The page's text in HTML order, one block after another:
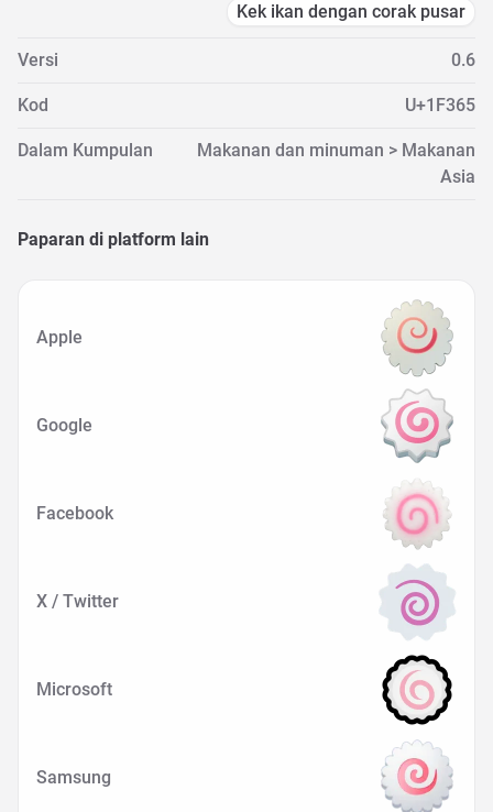
Kek ikan dengan corak pusar
Versi 0.6
Kod U+1F365
Dalam Kumpulan
Makanan dan minuman > Makanan
Asia
Paparan di platform lain
Apple
Google
Facebook
X / Twitter
Microsoft
Samsung